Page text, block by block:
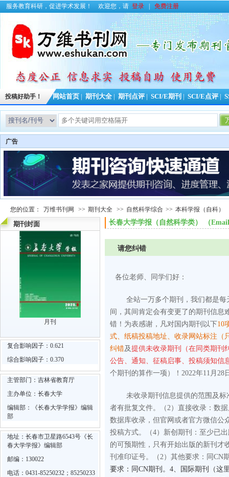
服务教育科研，促进学术发展！ 欢迎您，请 登录 免费注册
投稿好助手！ 网站首页 期刊大全 期刊点评 SCI/E期刊 SCI/E点评
广告
您的位置： 万维书刊网 >> 期刊大全 >> 自然科学综合 >> 本科学报（自科）
期刊封面
月刊
复合影响因子：0.621
综合影响因子：0.370
主管部门：吉林省教育厅
主办单位：长春大学
编辑部：《长春大学学报》编辑
部
地址：长春市卫星路6543号《长
春大学学报》编辑部
邮编：130022
电话：0431-85250232；85250233
长春大学学报（自然科学类） （
请您纠错
各位老师、同学们好：
全站一万多个期刊，我们都是
间，其间肯定会有变更了的期刊信息
错！为表感谢，凡对国内期刊以下10
式、纸稿投稿地址、收录网站标注（
纠错及提供未收录期刊（在同类期刊
公告、通知、征稿启事、投稿须知信
个期刊的算作一项）！2022年11月28
未收录期刊信息提供的范围及标
者有批复文件。
（2）直接收录：数
数据库收录，但官网或者官方微信公
投稿方式。
（4）新创期刊：至少已
的可预期性，只有开始出版的新刊才
刊准印证号。
（2）其他要求：同CN
要求：同CN期刊。4、国际期刊（这